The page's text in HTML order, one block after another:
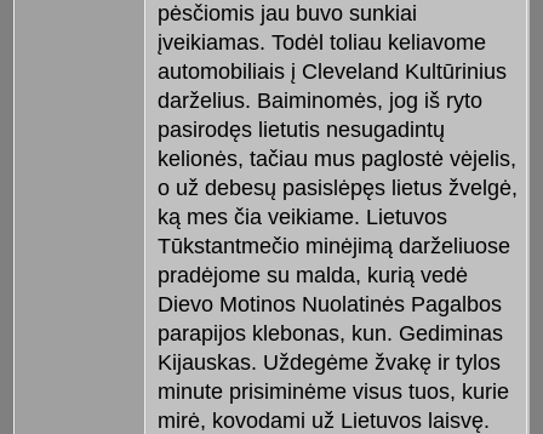
pėsčiomis jau buvo sunkiai
įveikiamas. Todėl toliau keliavome
automobiliais į Cleveland Kultūrinius
darželius. Baiminomės, jog iš ryto
pasirodęs lietutis nesugadintų
kelionės, tačiau mus paglostė vėjelis,
o už debesų pasislėpęs lietus žvelgė,
ką mes čia veikiame. Lietuvos
Tūkstantmečio minėjimą darželiuose
pradėjome su malda, kurią vedė
Dievo Motinos Nuolatinės Pagalbos
parapijos klebonas, kun. Gediminas
Kijauskas. Uždegėme žvakę ir tylos
minute prisiminėme visus tuos, kurie
mirė, kovodami už Lietuvos laisvę.